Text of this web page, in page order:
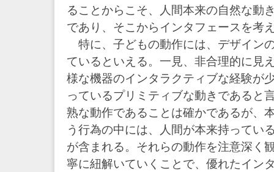
ることからこそ、人間本来の自然な動
であり、そこからインタフェースを考
特に、子どもの動作には、デザイン
ているといえる。一見、非合理的に見
様な機器のインタラクティブな経験が
っているプリミティブな動きであると
熟な動作であることは確かであるが、
う行為の中には、人間が本来持ってい
が含まれる。それらの動作を注意深く
寧に紐解いていくことで、優れたイン